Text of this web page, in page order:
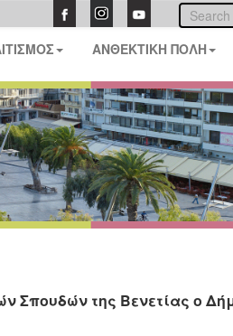
ΑΝΘΕΚΤΙΚΗ ΠΟΛΗ
Σπουδών της Βενετίας ο